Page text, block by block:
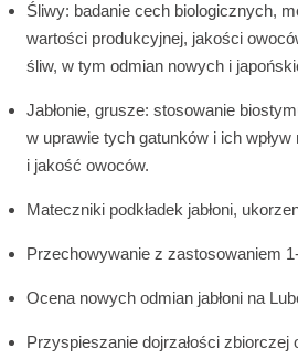
Śliwy: badanie cech biologicznych,
wartości produkcyjnej, jakości
śliw, w tym odmian nowych i
Jabłonie, grusze: stosowanie
w uprawie tych gatunków i ich wpływ
i jakość owoców.
Mateczniki podkładek jabłoni,
Przechowywanie z zastosowaniem
Ocena nowych odmian jabłoni na
Przyspieszanie dojrzałości zbiorczej